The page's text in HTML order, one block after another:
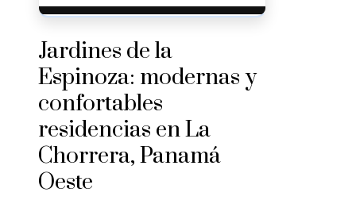
Jardines de la
Espinoza: modernas y
confortables
residencias en La
Chorrera, Panamá
Oeste